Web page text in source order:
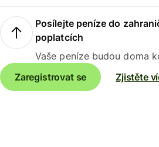
Posílejte peníze do
poplatcích
Vaše peníze budou doma
Zaregistrovat se
Zjistěte